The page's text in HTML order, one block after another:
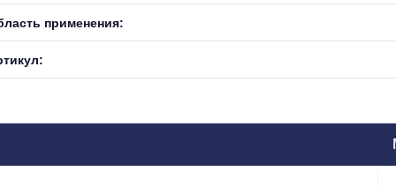
применения: